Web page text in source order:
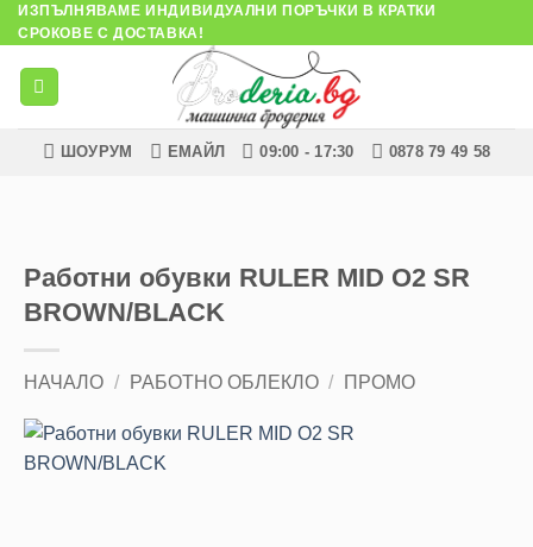
Skip
to
content
ИЗПЪЛНЯВАМЕ ИНДИВИДУАЛНИ ПОРЪЧКИ В КРАТКИ
СРОКОВЕ С ДОСТАВКА!
ШОУРУМ ЕМАЙЛ 09:00 - 17:30 0878 79 49 58
Работни обувки RULER MID O2 SR
BROWN/BLACK
НАЧАЛО / РАБОТНО ОБЛЕКЛО / ПРОМО